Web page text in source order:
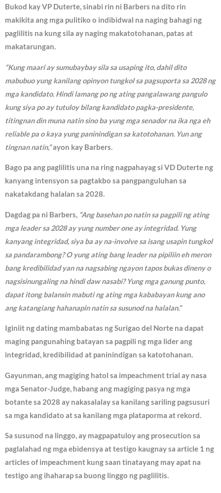
Bukod kay VP Duterte, sinabi rin ni Barbers na dito rin
makikita ang mga pulitiko o indibidwal na naging bahagi ng
paglilitis na kung sila ay naging makatotohanan, patas at
makatarungan.
“Kung maari ay sumubaybay sila sa usaping ito, dahil dito
mabubuo yung kanilang opinyon tungkol sa pagsuporta sa 2028 ng
mga kandidato. Hindi lamang po ng ating pangalawang pangulo
kung siya po ay tutuloy bilang kandidato pagka-presidente,
titingnan din muna natin sino ba yung mga senador na ika nga eh
reliable pa o kaya yung paninindigan sa katotohanan. Yun ang
tingnan natin,”ayon kay Barbers.
Bago pa ang paglilitis una na ring nagpahayag si VD Duterte ng
kanyang intensyon sa pagtakbo sa pangpanguluhan sa
nakatakdang halalan sa 2028.
Dagdag pa ni Barbers, “Ang basehan po natin sa pagpili ng ating
mga leader sa 2028 ay yung number one ay integridad. Yung
kanyang integridad, siya ba ay na-involve sa isang usapin tungkol
sa pandarambong? O yung ating bang leader na pipiliin eh meron
bang kredibilidad yan na nagsabing ngayon tapos bukas dineny o
nagsisinungaling na hindi daw nasabi? Yung mga ganung punto,
dapat itong balansin mabuti ng ating mga kababayan kung ano
ang katangiang hahanapin natin sa susunod na halalan.”
Iginiit ng dating mambabatas ng Surigao del Norte na dapat
maging pangunahing batayan sa pagpili ng mga lider ang
integridad, kredibilidad at paninindigan sa katotohanan.
Gayunman, ang magiging hatol sa impeachment trial ay nasa
mga Senator-Judge, habang ang magiging pasya ng mga
botante sa 2028 ay nakasalalay sa kanilang sariling pagsusuri
sa mga kandidato at sa kanilang mga plataporma at rekord.
Sa susunod na linggo, ay magpapatuloy ang prosecution sa
paglalahad ng mga ebidensya at testigo kaugnay sa article 1 ng
articles of impeachment kung saan tinatayang may apat na
testigo ang ihaharap sa buong linggo ng paglilitis.